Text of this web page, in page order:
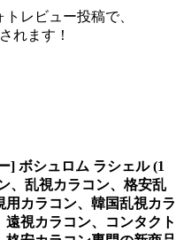
トレビュー投稿で、
れます！
] ボシュロム ラシェル (1
、乱視カラコン、格安乱
カラコン、韓国乱視カラ
視カラコン、コンタクト